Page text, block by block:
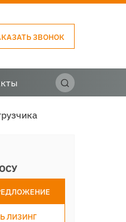
ЗВОНОК
ЛИЗИНГ